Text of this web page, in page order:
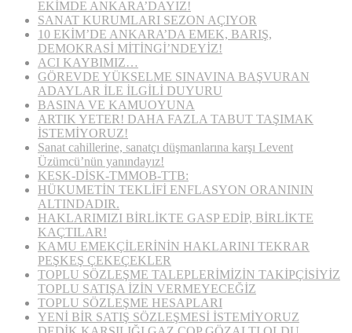
EKİMDE ANKARA’DAYIZ!
SANAT KURUMLARI SEZON AÇIYOR
10 EKİM’DE ANKARA’DA EMEK, BARIŞ,
DEMOKRASİ MİTİNGİ’NDEYİZ!
ACI KAYBIMIZ…
GÖREVDE YÜKSELME SINAVINA BAŞVURAN
ADAYLAR İLE İLGİLİ DUYURU
BASINA VE KAMUOYUNA
ARTIK YETER! DAHA FAZLA TABUT TAŞIMAK
İSTEMİYORUZ!
Sanat cahillerine, sanatçı düşmanlarına karşı Levent
Üzümcü’nün yanındayız!
KESK-DİSK-TMMOB-TTB:
HÜKUMETİN TEKLİFİ ENFLASYON ORANININ
ALTINDADIR.
HAKLARIMIZI BİRLİKTE GASP EDİP, BİRLİKTE
KAÇTILAR!
KAMU EMEKÇİLERİNİN HAKLARINI TEKRAR
PEŞKEŞ ÇEKEÇEKLER
TOPLU SÖZLEŞME TALEPLERİMİZİN TAKİPÇİSİYİZ
TOPLU SATIŞA İZİN VERMEYECEĞİZ
TOPLU SÖZLEŞME HESAPLARI
YENİ BİR SATIŞ SÖZLEŞMESİ İSTEMİYORUZ